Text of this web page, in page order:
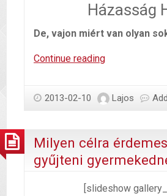
Házasság
De, vajon miért van olyan
Continue readingJó
egészség
2013-02-10 Lajos
Milyen célra
gyűjteni
[slideshow